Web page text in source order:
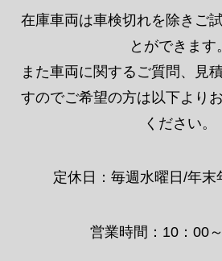
在庫車両は車検切れを除きご
とができます。
また車両に関するご質問、見
すのでご希望の方は以下より
ください。
定休日：毎週水曜日/年末
営業時間：10：00